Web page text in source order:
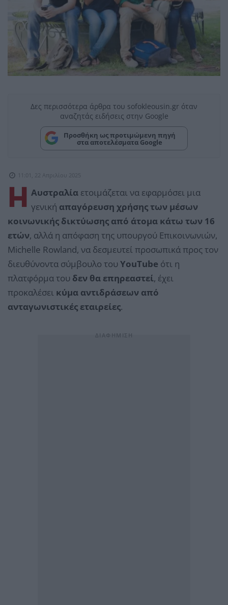
Δες περισσότερα άρθρα του sofokleousin.gr όταν
αναζητάς ειδήσεις στην Google
Προσθήκη ως προτιμώμενη πηγή
στα αποτελέσματα Google
11:01, 22 Απριλίου 2025
Η Αυστραλία ετοιμάζεται να εφαρμόσει μια
γενική απαγόρευση χρήσης των μέσων
κοινωνικής δικτύωσης από άτομα κάτω των 16
ετών, αλλά η απόφαση της υπουργού Επικοινωνιών,
Michelle Rowland, να δεσμευτεί προσωπικά προς τον
διευθύνοντα σύμβουλο του YouTube ότι η
πλατφόρμα του δεν θα επηρεαστεί, έχει
προκαλέσει κύμα αντιδράσεων από
ανταγωνιστικές εταιρείες.